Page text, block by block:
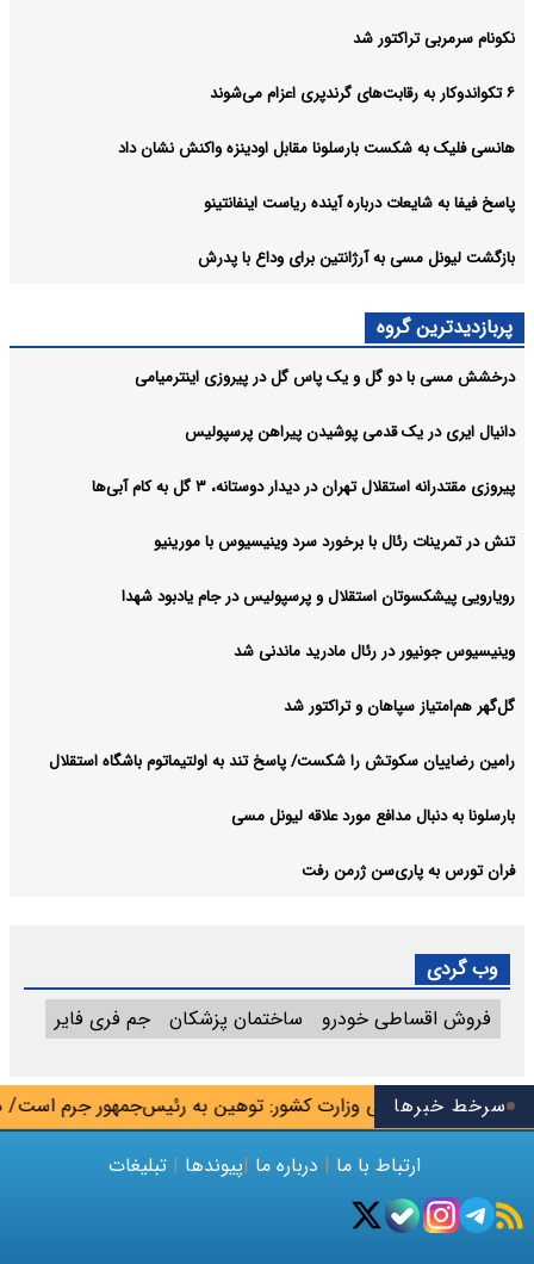
سرخط خبرها
معاون سیاسی وزارت کشور: توهین به رئیس‌جمهور جرم است/
نکونام سرمربی تراکتور شد
۶ تکواندوکار به رقابت‌های گرندپری اعزام می‌شوند
هانسی فلیک به شکست بارسلونا مقابل اودینزه واکنش نشان داد
پاسخ فیفا به شایعات درباره آینده ریاست اینفانتینو
بازگشت لیونل مسی به آرژانتین برای وداع با پدرش
پربازدیدترین گروه
درخشش مسی با دو گل و یک پاس گل در پیروزی اینترمیامی
دانیال ایری در یک قدمی پوشیدن پیراهن پرسپولیس
پیروزی مقتدرانه استقلال تهران در دیدار دوستانه، ۳ گل به کام آبی‌ها
تنش در تمرینات رئال با برخورد سرد وینیسیوس با مورینیو
رویارویی پیشکسوتان استقلال و پرسپولیس در جام یادبود شهدا
وینیسیوس جونیور در رئال مادرید ماندنی شد
گل‌گهر هم‌امتیاز سپاهان و تراکتور شد
رامین رضاییان سکوتش را شکست/ پاسخ تند به اولتیماتوم باشگاه استقلال
بارسلونا به دنبال مدافع مورد علاقه لیونل مسی
فران تورس به پاری‌سن ژرمن رفت
وب گردی
فروش اقساطی خودرو
ساختمان پزشکان جم فری فایر
ارتباط با ما | درباره ما |پیوندها | تبلیغات